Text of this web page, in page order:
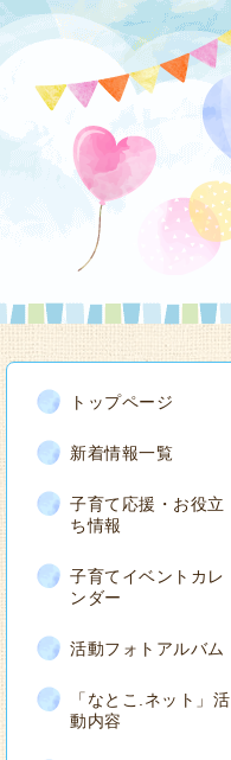
トップページ
新着情報一覧
子育て応援・お役立
ち情報
子育てイベントカレ
ンダー
活動フォトアルバム
「なとこ.ネット」活
動内容